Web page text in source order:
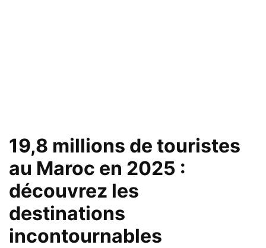
19,8 millions de touristes
au Maroc en 2025 :
découvrez les
destinations
incontournables